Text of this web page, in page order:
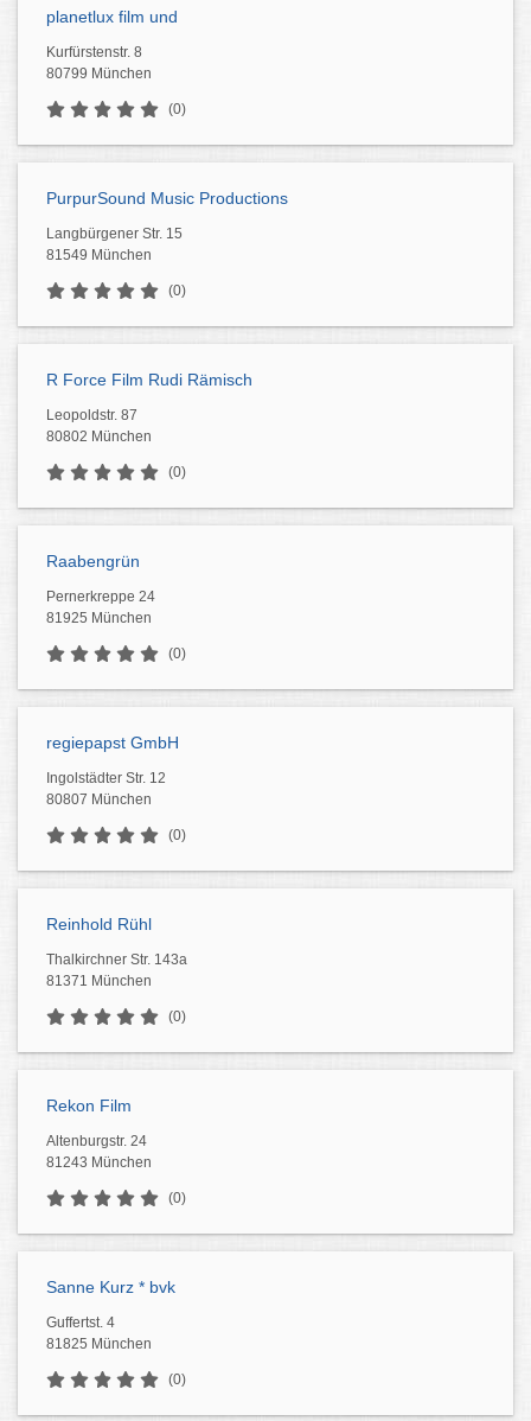
planetlux film und
Kurfürstenstr. 8
80799 München
(0)
PurpurSound Music Productions
Langbürgener Str. 15
81549 München
(0)
R Force Film Rudi Rämisch
Leopoldstr. 87
80802 München
(0)
Raabengrün
Pernerkreppe 24
81925 München
(0)
regiepapst GmbH
Ingolstädter Str. 12
80807 München
(0)
Reinhold Rühl
Thalkirchner Str. 143a
81371 München
(0)
Rekon Film
Altenburgstr. 24
81243 München
(0)
Sanne Kurz * bvk
Guffertst. 4
81825 München
(0)